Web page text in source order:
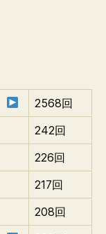
2568回
242回
226回
217回
208回